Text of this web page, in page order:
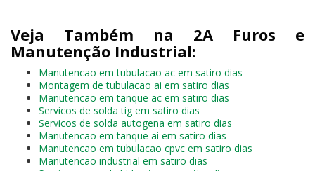
Veja Também na 2A Furos e
Manutenção Industrial:
Manutencao em tubulacao ac em satiro dias
Montagem de tubulacao ai em satiro dias
Manutencao em tanque ac em satiro dias
Servicos de solda tig em satiro dias
Servicos de solda autogena em satiro dias
Manutencao em tanque ai em satiro dias
Manutencao em tubulacao cpvc em satiro dias
Manutencao industrial em satiro dias